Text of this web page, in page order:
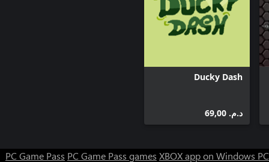
Ducky Dash
د.م.‏ 69,00
PC Game Pass PC Game Pass games XBOX app on Windows PC